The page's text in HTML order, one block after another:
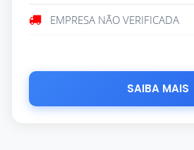
EMPRESA NÃO VERIFICADA
SAIBA MAIS